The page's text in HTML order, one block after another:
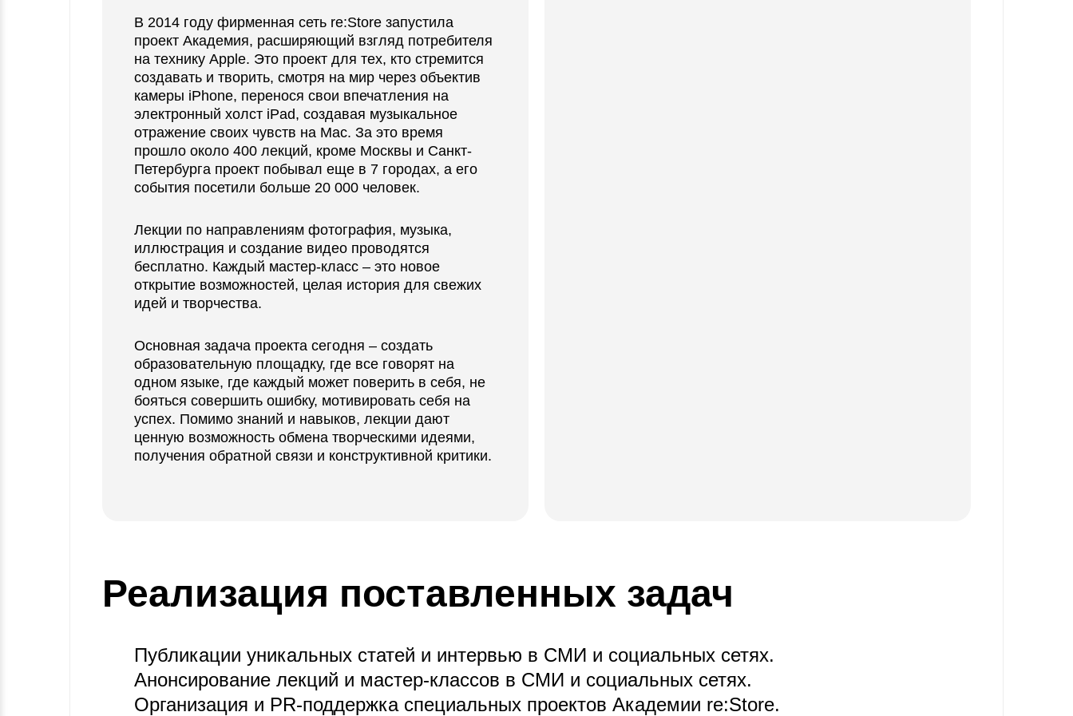
В 2014 году фирменная сеть re:Store запустила
проект Академия, расширяющий взгляд потребителя
на технику Apple. Это проект для тех, кто стремится
создавать и творить, смотря на мир через объектив
камеры iPhone, перенося свои впечатления на
электронный холст iPad, создавая музыкальное
отражение своих чувств на Mac. За это время
прошло около 400 лекций, кроме Москвы и Санкт-
Петербурга проект побывал еще в 7 городах, а его
события посетили больше 20 000 человек.
Лекции по направлениям фотография, музыка,
иллюстрация и создание видео проводятся
бесплатно. Каждый мастер-класс – это новое
открытие возможностей, целая история для свежих
идей и творчества.
Основная задача проекта сегодня – создать
образовательную площадку, где все говорят на
одном языке, где каждый может поверить в себя, не
бояться совершить ошибку, мотивировать себя на
успех. Помимо знаний и навыков, лекции дают
ценную возможность обмена творческими идеями,
получения обратной связи и конструктивной критики.
Реализация поставленных задач
Публикации уникальных статей и интервью в СМИ и социальных сетях.
Анонсирование лекций и мастер-классов в СМИ и социальных сетях.
Организация и PR-поддержка специальных проектов Академии re:Store.